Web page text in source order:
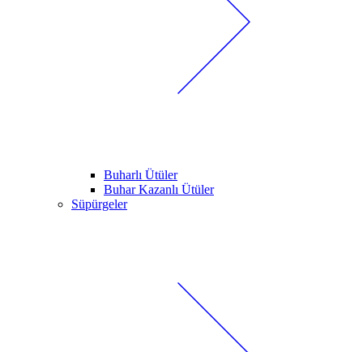
Buharlı Ütüler
Buhar Kazanlı Ütüler
Süpürgeler